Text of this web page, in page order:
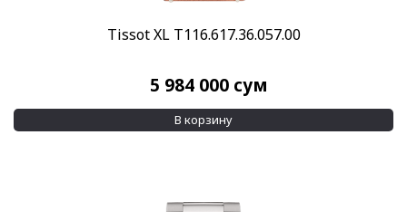
Tissot XL T116.617.36.057.00
5 984 000 сум
В корзину